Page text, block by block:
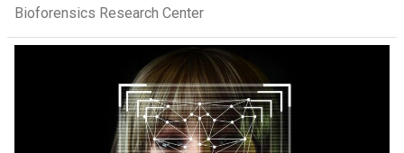
Bioforensics Research Center